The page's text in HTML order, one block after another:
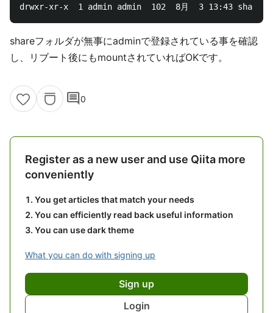
shareフォルダが無事にadminで登録されている事を確認
し、リブート後にもmountされていればOKです。
comment0
Register as a new user and use Qiita more
conveniently
You get articles that match your needs
You can efficiently read back useful information
You can use dark theme
What you can do with signing up
Sign up
Login